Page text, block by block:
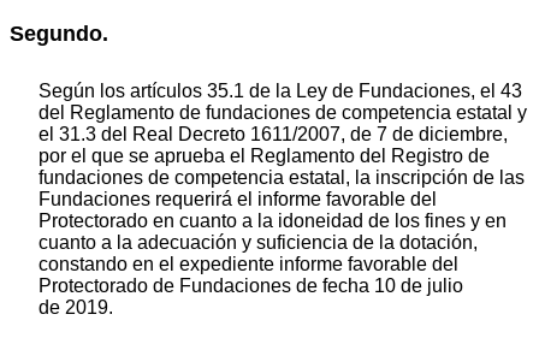
Segundo.
Según los artículos 35.1 de la Ley de Fundaciones, el 43
del Reglamento de fundaciones de competencia estatal y
el 31.3 del Real Decreto 1611/2007, de 7 de diciembre,
por el que se aprueba el Reglamento del Registro de
fundaciones de competencia estatal, la inscripción de las
Fundaciones requerirá el informe favorable del
Protectorado en cuanto a la idoneidad de los fines y en
cuanto a la adecuación y suficiencia de la dotación,
constando en el expediente informe favorable del
Protectorado de Fundaciones de fecha 10 de julio
de 2019.